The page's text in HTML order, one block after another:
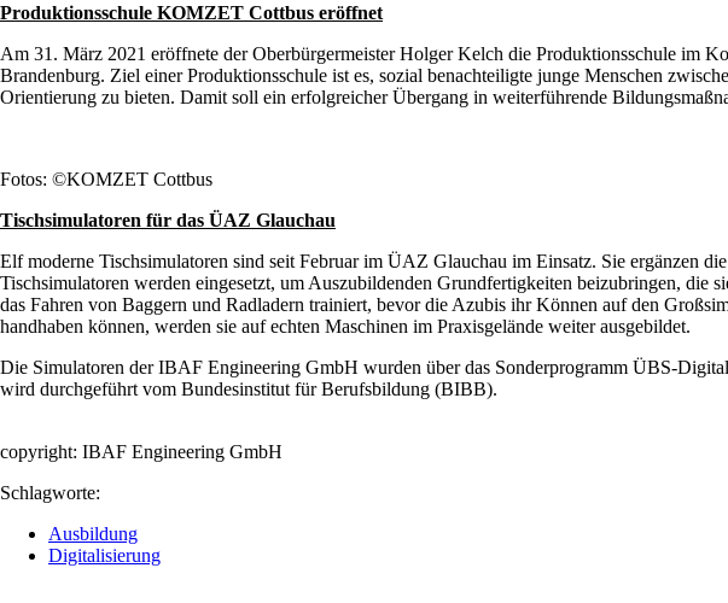
Produktionsschule KOMZET Cottbus eröffnet
Am 31. März 2021 eröffnete der Oberbürgermeister Holger Kelch die Produktionsschule im
Brandenburg. Ziel einer Produktionsschule ist es, sozial benachteiligte junge Menschen
Orientierung zu bieten. Damit soll ein erfolgreicher Übergang in weiterführende
Fotos: ©KOMZET Cottbus
Tischsimulatoren für das ÜAZ Glauchau
Elf moderne Tischsimulatoren sind seit Februar im ÜAZ Glauchau im Einsatz. Sie ergänzen
Tischsimulatoren werden eingesetzt, um Auszubildenden Grundfertigkeiten beizubringen, die
das Fahren von Baggern und Radladern trainiert, bevor die Azubis ihr Können auf den
handhaben können, werden sie auf echten Maschinen im Praxisgelände weiter ausgebildet.
Die Simulatoren der IBAF Engineering GmbH wurden über das Sonderprogramm ÜBS-
wird durchgeführt vom Bundesinstitut für Berufsbildung (BIBB).
copyright: IBAF Engineering GmbH
Schlagworte:
Ausbildung
Digitalisierung